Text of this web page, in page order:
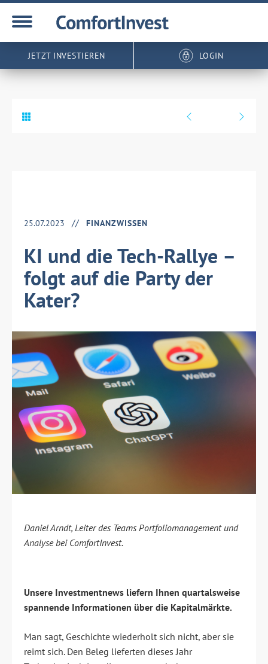
JETZT INVESTIEREN LOGIN
25.07.2023 FINANZWISSEN
KI und die Tech-Rallye –
folgt auf die Party der
Kater?
Daniel Arndt, Leiter des Teams Portfoliomanagement und
Analyse bei ComfortInvest.
Unsere Investmentnews liefern Ihnen quartalsweise
spannende Informationen über die Kapitalmärkte.
Man sagt, Geschichte wiederholt sich nicht, aber sie
reimt sich. Den Beleg lieferten dieses Jahr